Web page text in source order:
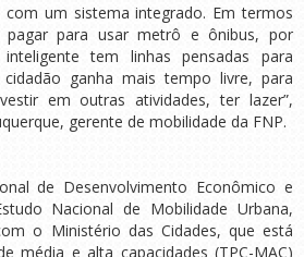
com um sistema integrado. Em termos
para usar metrô e ônibus, por
tem linhas pensadas para
ganha mais tempo livre, para
em outras atividades, ter lazer”,
gerente de mobilidade da FNP.
de Desenvolvimento Econômico e
Nacional de Mobilidade Urbana,
o Ministério das Cidades, que está
média e alta capacidades (TPC-MAC)